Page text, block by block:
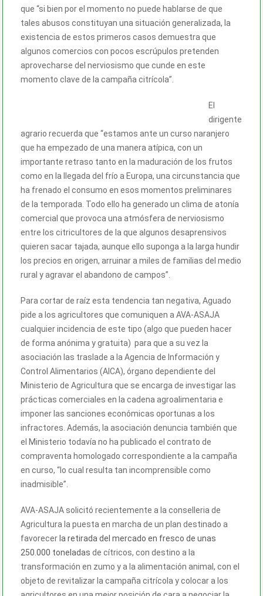
que “si bien por el momento no puede hablarse de que
tales abusos constituyan una situación generalizada, la
existencia de estos primeros casos demuestra que
algunos comercios con pocos escrúpulos pretenden
aprovecharse del nerviosismo que cunde en este
momento clave de la campaña citrícola”.
El
dirigente
agrario recuerda que “estamos ante un curso naranjero
que ha empezado de una manera atípica, con un
importante retraso tanto en la maduración de los frutos
como en la llegada del frío a Europa, una circunstancia que
ha frenado el consumo en esos momentos preliminares
de la temporada. Todo ello ha generado un clima de atonía
comercial que provoca una atmósfera de nerviosismo
entre los citricultores de la que algunos desaprensivos
quieren sacar tajada, aunque ello suponga a la larga hundir
los precios en origen, arruinar a miles de familias del medio
rural y agravar el abandono de campos”.
Para cortar de raíz esta tendencia tan negativa, Aguado
pide a los agricultores que comuniquen a AVA-ASAJA
cualquier incidencia de este tipo (algo que pueden hacer
de forma anónima y gratuita) para que a su vez la
asociación las traslade a la Agencia de Información y
Control Alimentarios (AICA), órgano dependiente del
Ministerio de Agricultura que se encarga de investigar las
prácticas comerciales en la cadena agroalimentaria e
imponer las sanciones económicas oportunas a los
infractores. Además, la asociación denuncia también que
el Ministerio todavía no ha publicado el contrato de
compraventa homologado correspondiente a la campaña
en curso, “lo cual resulta tan incomprensible como
inadmisible”.
AVA-ASAJA solicitó recientemente a la conselleria de
Agricultura la puesta en marcha de un plan destinado a
favorecerla retirada del mercado en fresco de unas
250.000 toneladas de cítricos, con destino a la
transformación en zumo y a la alimentación animal, con el
objeto de revitalizar la campaña citrícola y colocar a los